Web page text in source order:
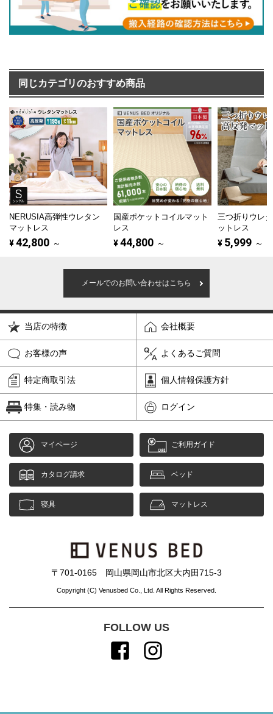
同じカテゴリのおすすめ商品
NERUSIA高弾性ウレタン
マットレス
¥42,800 ～
国産ポケットコイルマット
レス
¥44,800 ～
三つ折りウレ
ットレス
¥ 5,999 ～
メールでのお問い合わせはこちら
当店の特徴 会社概要
お客様の声 よくあるご質問
特定商取引法 個人情報保護方針
特集・読み物 ログイン
マイページ ご利用ガイド
カタログ請求 ベッド
寝具 マットレス
〒701-0165 岡山県岡山市北区大内田715-3
Copyright (C) Venusbed Co., Ltd. All Rights Reserved.
FOLLOW US